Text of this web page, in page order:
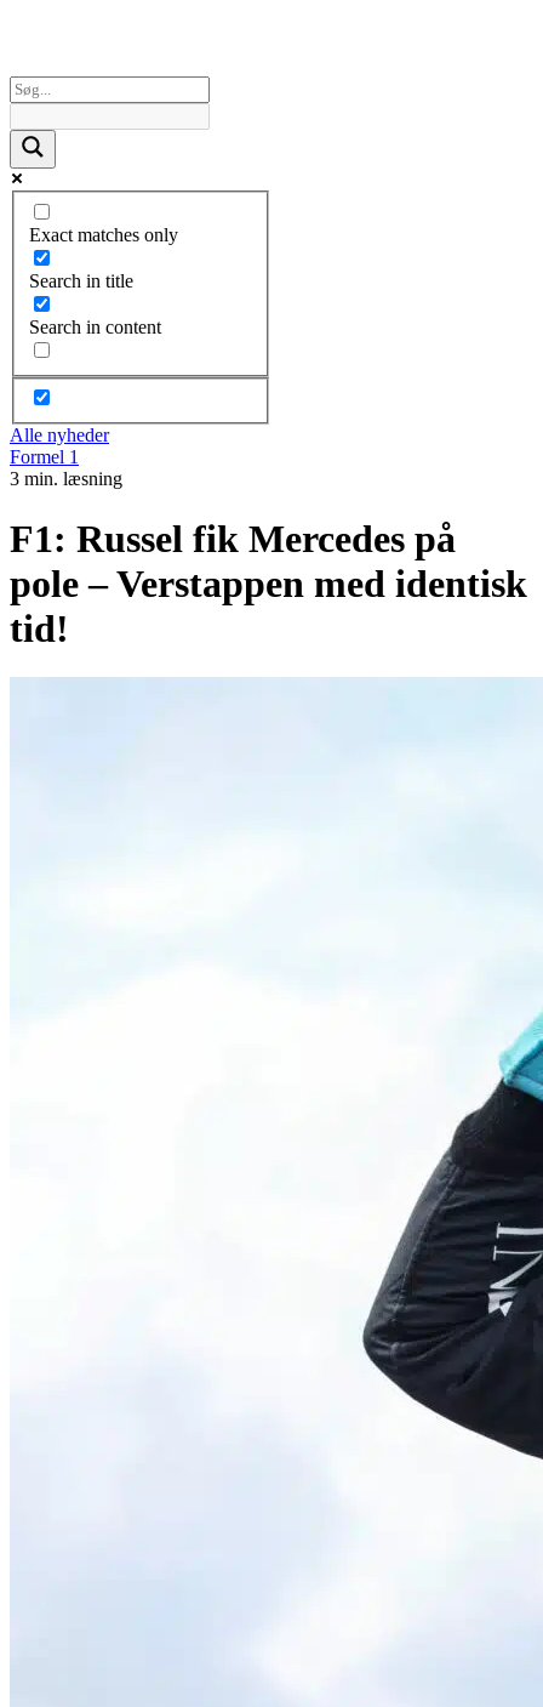
Exact matches only
Search in title
Search in content
Alle nyheder
Formel 1
3 min. læsning
F1: Russel fik Mercedes på
pole – Verstappen med identisk
tid!